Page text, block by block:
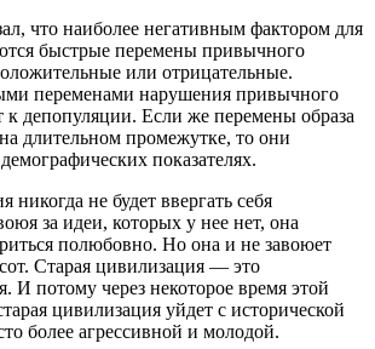
что наиболее негативным фактором для
быстрые перемены привычного
или отрицательные.
переменами нарушения привычного
к депопуляции. Если же перемены образа
длительном промежутке, то они
показателях.
никогда не будет ввергать себя
за идеи, которых у нее нет, она
полюбовно. Но она и не завоюет
Старая цивилизация — это
И потому через некоторое время этой
цивилизация уйдет с исторической
более агрессивной и молодой.